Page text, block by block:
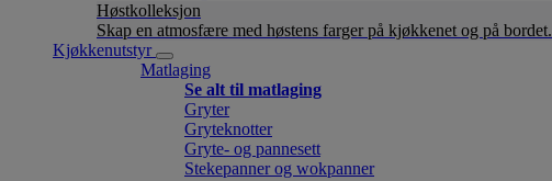
Høstkolleksjon
Skap en atmosfære med høstens farger på kjøkkenet og på bordet.
Kjøkkenutstyr
Matlaging
Se alt til matlaging
Gryter
Gryteknotter
Gryte- og pannesett
Stekepanner og wokpanner